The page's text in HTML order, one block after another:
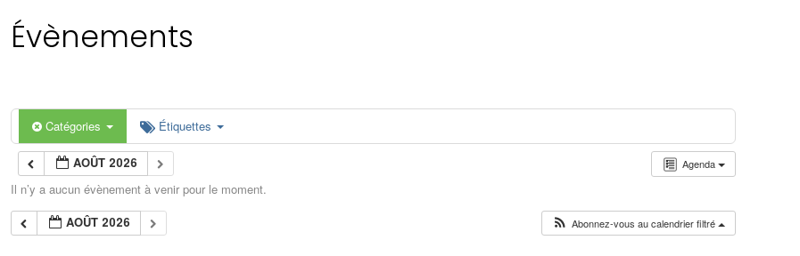
Évènements
Catégories Étiquettes
Agenda
AOÛT 2026
Il n’y a aucun évènement à venir pour le moment.
AOÛT 2026
Abonnez-vous au calendrier filtré